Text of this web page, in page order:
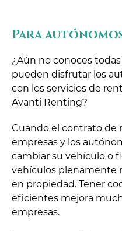
Para
¿Aún no conoces
pueden disfrutar los
con los servicios de
Avanti Renting?
Cuando el contrato de
empresas y los
cambiar su vehículo o
vehículos plenamente
en propiedad. Tener
eficientes mejora
empresas.